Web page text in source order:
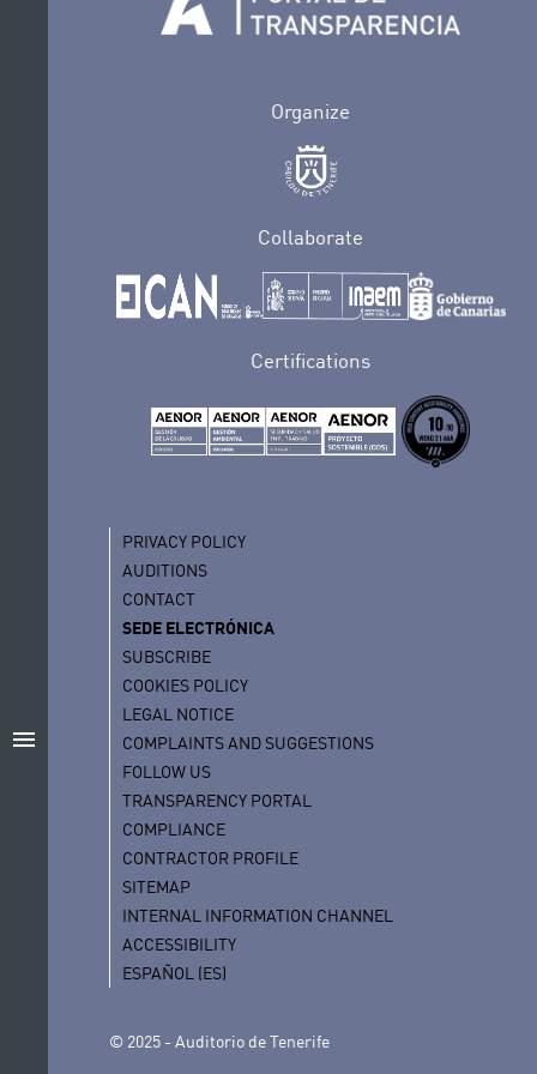
menu
fase de creación.
Organize
Collaborate
Certifications
PRIVACY POLICY
AUDITIONS
CONTACT
SEDE ELECTRÓNICA
SUBSCRIBE
COOKIES POLICY
LEGAL NOTICE
COMPLAINTS AND SUGGESTIONS
FOLLOW US
TRANSPARENCY PORTAL
COMPLIANCE
CONTRACTOR PROFILE
SITEMAP
INTERNAL INFORMATION CHANNEL
ACCESSIBILITY
ESPAÑOL (ES)
© 2025 - Auditorio de Tenerife